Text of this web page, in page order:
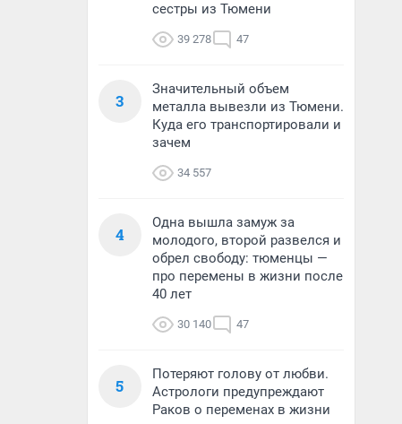
сестры из Тюмени
39 278 47
3
Значительный объем
металла вывезли из Тюмени.
Куда его транспортировали и
зачем
34 557
4
Одна вышла замуж за
молодого, второй развелся и
обрел свободу: тюменцы —
про перемены в жизни после
40 лет
30 140 47
5
Потеряют голову от любви.
Астрологи предупреждают
Раков о переменах в жизни